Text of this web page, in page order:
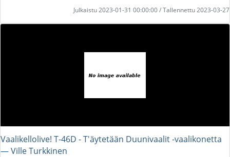
Julkaistu 2023-01-31 00:00:00 / Tallennettu 2023-03-27
Vaalikellolive! T-46D - T'äytetään Duunivaalit -vaalikonetta
― Ville Turkkinen